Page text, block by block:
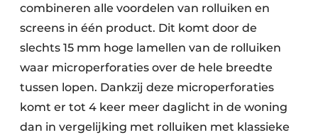
combineren alle voordelen van rolluiken en
screens in één product. Dit komt door de
slechts 15 mm hoge lamellen van de rolluiken
waar microperforaties over de hele breedte
tussen lopen. Dankzij deze microperforaties
komt er tot 4 keer meer daglicht in de woning
dan in vergelijking met rolluiken met klassieke